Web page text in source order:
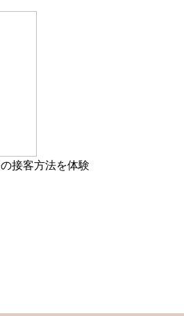
接客方法を体験